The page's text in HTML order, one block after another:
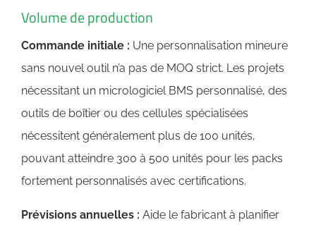
Volume de production
Commande initiale : Une personnalisation mineure
sans nouvel outil n’a pas de MOQ strict. Les projets
nécessitant un micrologiciel BMS personnalisé, des
outils de boîtier ou des cellules spécialisées
nécessitent généralement plus de 100 unités,
pouvant atteindre 300 à 500 unités pour les packs
fortement personnalisés avec certifications.
Prévisions annuelles : Aide le fabricant à planifier